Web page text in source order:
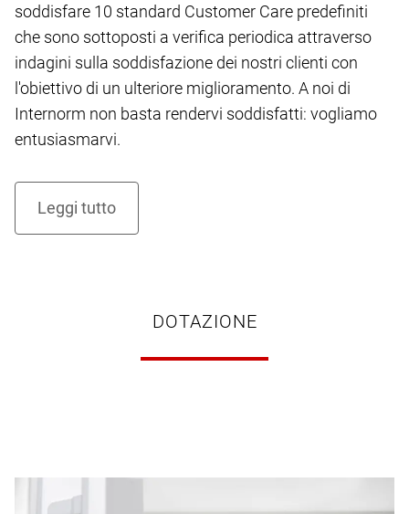
soddisfare 10 standard Customer Care predefiniti
che sono sottoposti a verifica periodica attraverso
indagini sulla soddisfazione dei nostri clienti con
l'obiettivo di un ulteriore miglioramento. A noi di
Internorm non basta rendervi soddisfatti: vogliamo
entusiasmarvi.
DOTAZIONE